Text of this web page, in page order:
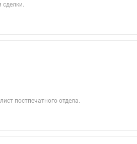
сделки.
постпечатного отдела.